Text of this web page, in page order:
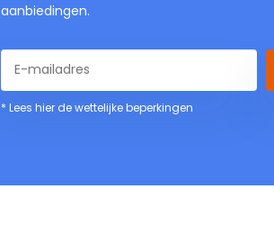
aanbiedingen.
* Lees hier de wettelijke beperkingen